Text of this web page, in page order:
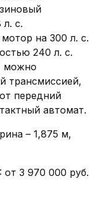
с.
на 300 л. с.
240 л. с.
можно
трансмиссией,
передний
автомат.
– 1,875 м,
от 3 970 000 руб.